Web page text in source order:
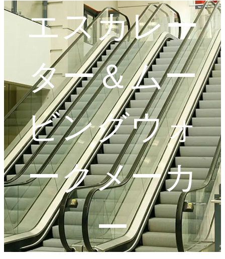
エスカレー
ター＆ムー
ビングウォ
ークメーカ
ー